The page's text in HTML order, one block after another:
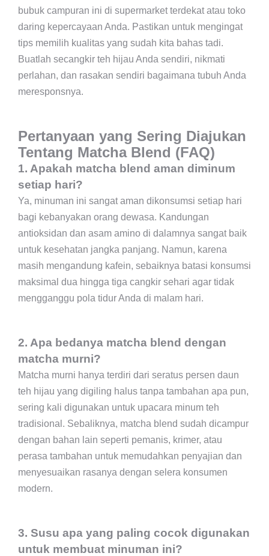
bubuk campuran ini di supermarket terdekat atau toko
daring kepercayaan Anda. Pastikan untuk mengingat
tips memilih kualitas yang sudah kita bahas tadi.
Buatlah secangkir teh hijau Anda sendiri, nikmati
perlahan, dan rasakan sendiri bagaimana tubuh Anda
meresponsnya.
Pertanyaan yang Sering Diajukan
Tentang Matcha Blend (FAQ)
1. Apakah matcha blend aman diminum
setiap hari?
Ya, minuman ini sangat aman dikonsumsi setiap hari
bagi kebanyakan orang dewasa. Kandungan
antioksidan dan asam amino di dalamnya sangat baik
untuk kesehatan jangka panjang. Namun, karena
masih mengandung kafein, sebaiknya batasi konsumsi
maksimal dua hingga tiga cangkir sehari agar tidak
mengganggu pola tidur Anda di malam hari.
2. Apa bedanya matcha blend dengan
matcha murni?
Matcha murni hanya terdiri dari seratus persen daun
teh hijau yang digiling halus tanpa tambahan apa pun,
sering kali digunakan untuk upacara minum teh
tradisional. Sebaliknya, matcha blend sudah dicampur
dengan bahan lain seperti pemanis, krimer, atau
perasa tambahan untuk memudahkan penyajian dan
menyesuaikan rasanya dengan selera konsumen
modern.
3. Susu apa yang paling cocok digunakan
untuk membuat minuman ini?